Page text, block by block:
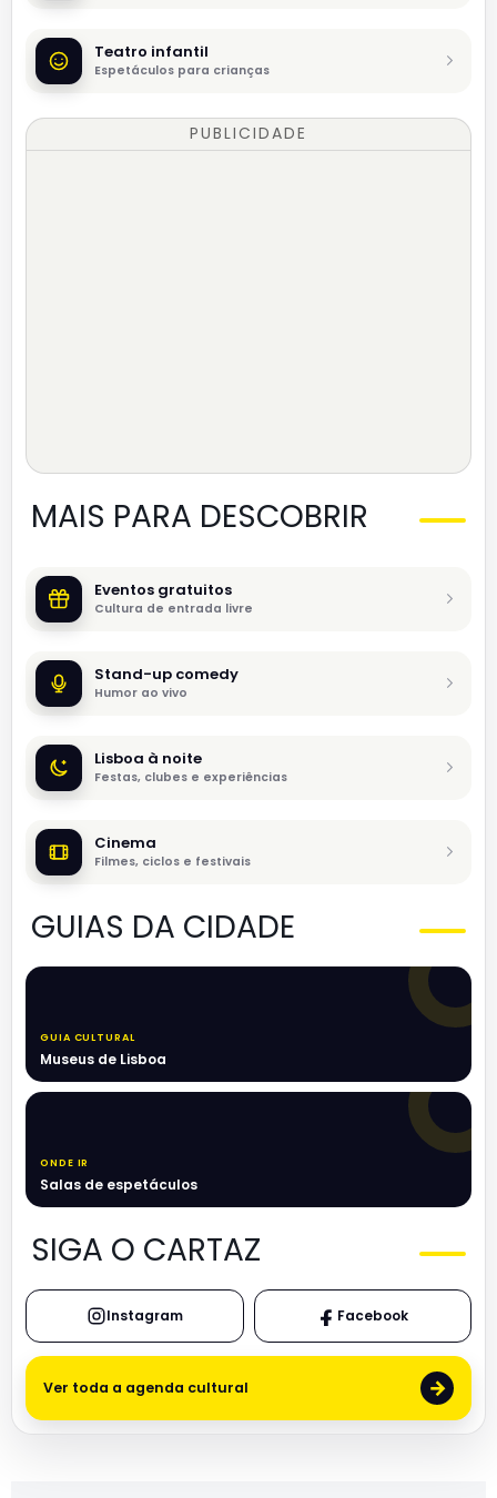
Teatro infantil
Espetáculos para crianças
PUBLICIDADE
MAIS PARA DESCOBRIR
Eventos gratuitos
Cultura de entrada livre
Stand-up comedy
Humor ao vivo
Lisboa à noite
Festas, clubes e experiências
Cinema
Filmes, ciclos e festivais
GUIAS DA CIDADE
GUIA CULTURAL
Museus de Lisboa
ONDE IR
Salas de espetáculos
SIGA O CARTAZ
Instagram Facebook
Ver toda a agenda cultural →